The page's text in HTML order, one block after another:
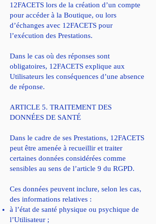
12FACETS lors de la création d’un compte
pour accéder à la Boutique, ou lors
d’échanges avec 12FACETS pour
l’exécution des Prestations.
Dans le cas où des réponses sont
obligatoires, 12FACETS explique aux
Utilisateurs les conséquences d’une absence
de réponse.
ARTICLE 5. TRAITEMENT DES
DONNÉES DE SANTÉ
Dans le cadre de ses Prestations, 12FACETS
peut être amenée à recueillir et traiter
certaines données considérées comme
sensibles au sens de l’article 9 du RGPD.
Ces données peuvent inclure, selon les cas,
des informations relatives :
à l’état de santé physique ou psychique de
l’Utilisateur ;